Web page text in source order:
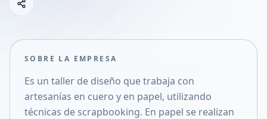
Compartir empresa
Compartir en X
SOBRE LA EMPRESA
Es un taller de diseño que trabaja con
artesanías en cuero y en papel, utilizando
técnicas de scrapbooking. En papel se realizan